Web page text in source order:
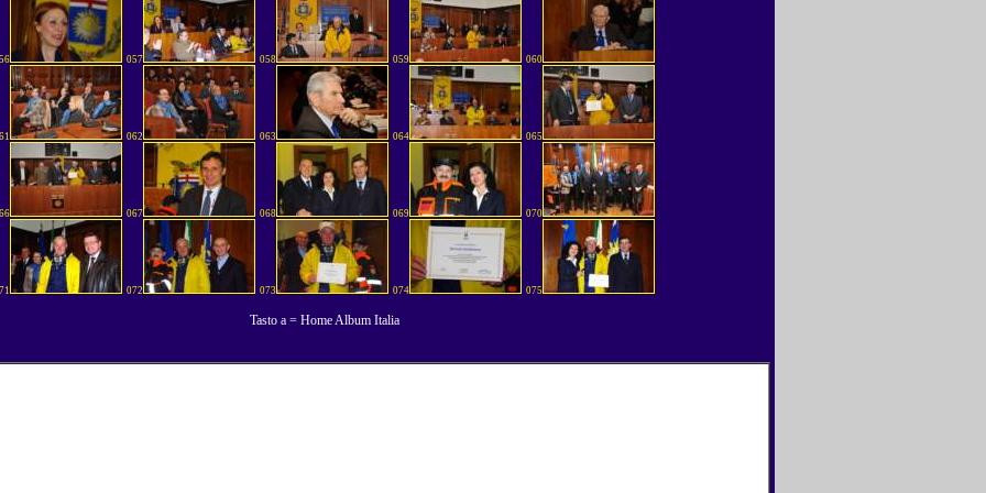
057 058 059 060
062 063 064 065
067 068 069 070
072 073 074 075
Tasto a = Home Album Italia